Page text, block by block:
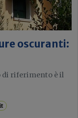
oscuranti:
di riferimento è il